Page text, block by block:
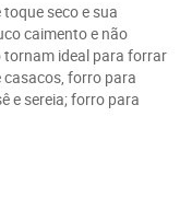
toque seco e sua
caimento e não
tornam ideal para forrar
forro para
e sereia;forro para